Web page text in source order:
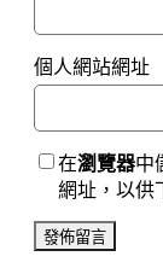
個人網站網址
在瀏覽器中
網址，以供